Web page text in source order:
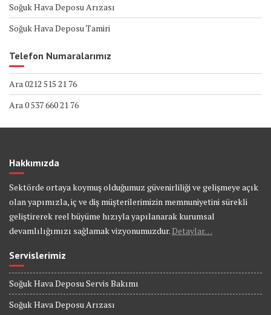
Soğuk Hava Deposu Arızası
Soğuk Hava Deposu Tamiri
Telefon Numaralarımız
Ara 0212 515 21 76
Ara 0 537 660 21 76
Hakkımızda
Sektörde ortaya koymuş olduğumuz güvenirliliği ve gelişmeye açık
olan yapımızla, iç ve diş müşterilerimizin memnuniyetini sürekli
geliştirerek reel büyüme hızıyla yapılanarak kurumsal
devamlılığımızı sağlamak vizyonumuzdur.Detaylar…
Servislerimiz
Soğuk Hava Deposu Servis Bakımı
Soğuk Hava Deposu Arızası